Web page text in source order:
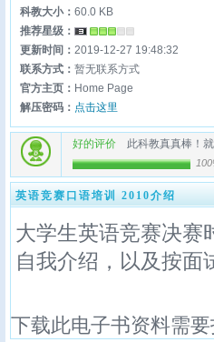
科教大小： 60.0 KB
推荐星级：
更新时间： 2019-12-27 19:48:32
联系方式： 暂无联系方式
官方主页： Home Page
解压密码： 点击这里
好的评价 此科教真真棒！
英语竞赛口语培训 2010介绍
大学生英语竞赛决赛
自我介绍，以及按面
下载此电子书资料需